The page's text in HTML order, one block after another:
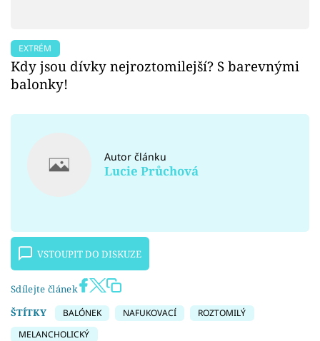
EXTRÉM
Kdy jsou dívky nejroztomilejší? S barevnými
balonky!
Autor článku
Lucie Průchová
VSTOUPIT DO DISKUZE
Sdílejte článek
ŠTÍTKY
BALÓNEK NAFUKOVACÍ
ROZTOMILÝ
MELANCHOLICKÝ